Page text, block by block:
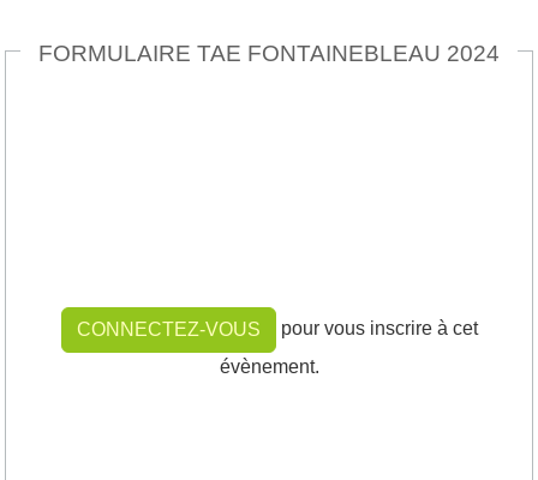
FORMULAIRE TAE FONTAINEBLEAU 2024
CONNECTEZ-VOUS
pour vous inscrire à cet
évènement.